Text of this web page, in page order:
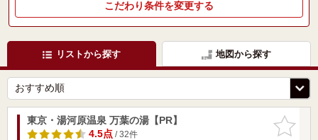
こだわり条件を変更する
リストから探す 地図から探す
お気に入
りに追加
東京・湯河原温泉 万葉の湯【PR】
4.5点/ 32件